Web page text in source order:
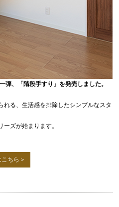
弾、 「階段手すり」を発売しました。
れる、生活感を排除したシンプルなスタ
ズが始まります。
ちら＞